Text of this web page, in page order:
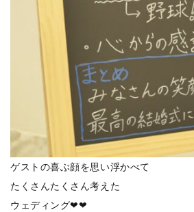
ゲストの喜ぶ顔を思い浮かべて
たくさんたくさん考えた
ウェディング❤❤